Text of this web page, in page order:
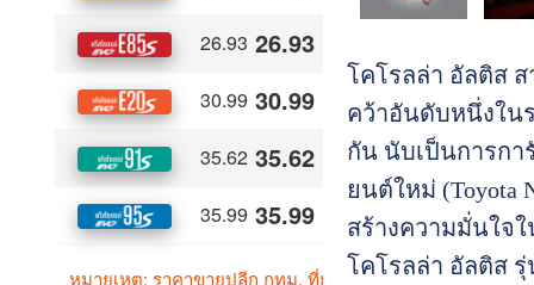
โคโรลล่า อัลติส
คว้าอันดับหนึ่งในร
กัน นับเป็นการก
ยนต์ใหม่ (Toyota
สร้างความมั่นใจ
โคโรลล่า อัลติส